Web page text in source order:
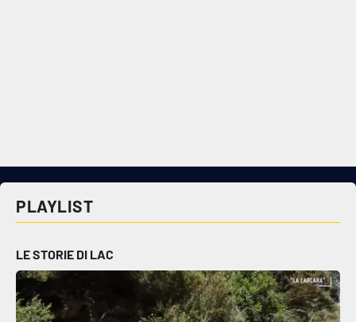
Economia e Lavoro
Politica
Società
PLAYLIST
LE STORIE DI LAC